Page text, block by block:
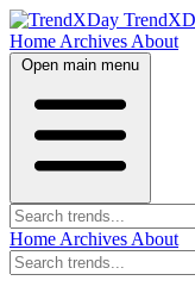
Home Archives About
Open main menu
Home Archives About